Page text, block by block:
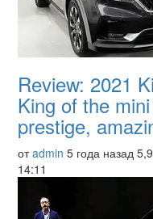
Review: 2021
King of the
prestige,
отadmin 5 года назад
14:11